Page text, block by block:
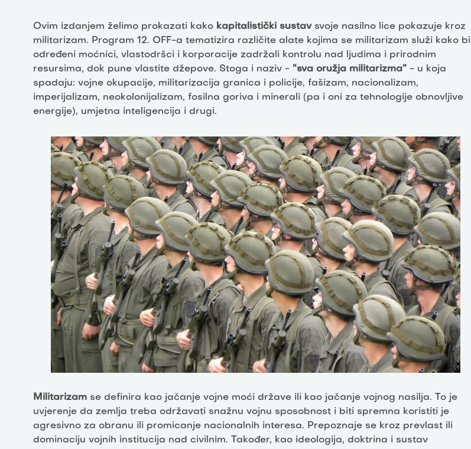
Ovim izdanjem želimo prokazati kako kapitalistički sustavsvoje nasilno lice pokazuje kroz
militarizam. Program 12. OFF-a tematizira različite alate kojima se militarizam služi kako bi
određeni moćnici, vlastodršci i korporacije zadržali kontrolu nad ljudima i prirodnim
resursima, dok pune vlastite džepove. Stoga i naziv - “sva oružja militarizma” - u koja
spadaju: vojne okupacije, militarizacija granica i policije, fašizam, nacionalizam,
imperijalizam, neokolonijalizam, fosilna goriva i minerali (pa i oni za tehnologije obnovljive
energije), umjetna inteligencija i drugi.
Militarizam se definira kao jačanje vojne moći države ili kao jačanje vojnog nasilja. To je
uvjerenje da zemlja treba održavati snažnu vojnu sposobnost i biti spremna koristiti je
agresivno za obranu ili promicanje nacionalnih interesa. Prepoznaje se kroz prevlast ili
dominaciju vojnih institucija nad civilnim. Također, kao ideologija, doktrina i sustav